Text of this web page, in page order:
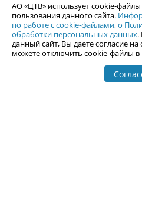
По вопросам размещения
afisha@uralweb.ru
Пользовательское соглашение на
Политика АО «ЦТВ» в отношении
АО «ЦТВ» использует cookie-
пользования данного сайта.
по работе с cookie-файлами,о
обработки персональных данных.
данный сайт, Вы даете согласие
можете отключить cookie-файлы в